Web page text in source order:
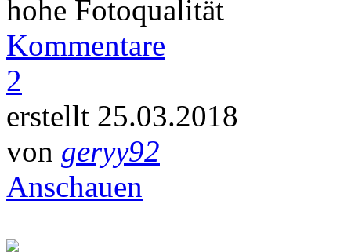
hohe Fotoqualität
Kommentare
2
erstellt 25.03.2018
von geryy92
Anschauen